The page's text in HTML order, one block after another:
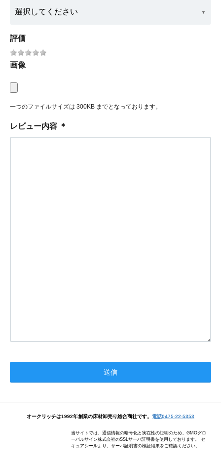
評価
画像
一つのファイルサイズは 300KB までとなっております。
レビュー内容 ＊
オークリッチは1992年創業の床材卸売り総合商社です。 電話0475-22-5353
当サイトでは、通信情報の暗号化と実在性の証明のため、GMOグロ
ーバルサイン株式会社のSSLサーバ証明書を使用しております。 セ
キュアシールより、サーバ証明書の検証結果をご確認ください。